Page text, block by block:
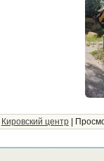
Кировский центр